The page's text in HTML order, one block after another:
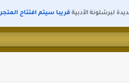
لبرشلونة الأدبية قريبا سيتم افتتاح المتجر